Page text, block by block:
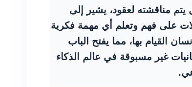
يتم مناقشته لعقود، يشير إلى
على فهم وتعلم أي مهمة فكرية
القيام بها، مما يفتح الباب
غير مسبوقة في عالم الذكاء